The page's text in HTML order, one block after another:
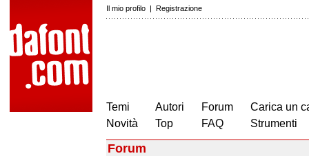
Il mio profilo | Registrazione
Temi
Novità
Autori
Top
Forum
FAQ
Carica un
Strumenti
Forum